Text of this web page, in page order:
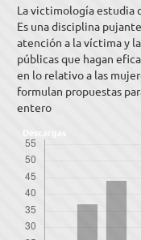
La victimología estudia
Es una disciplina
atención a la víctima y
públicas que hagan
en lo relativo a las
formulan propuestas
entero
Descargas